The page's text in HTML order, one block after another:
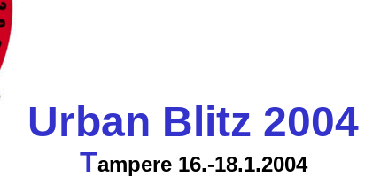
Urban Blitz 2004
Tampere 16.-18.1.2004